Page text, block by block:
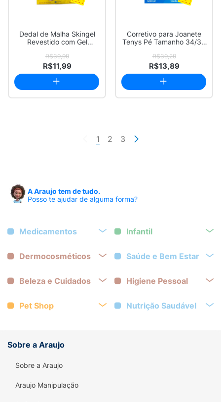
Dedal de Malha Skingel
Revestido com Gel
R$39,99
R$11,99
Corretivo para Joanete
Tenys Pé Tamanho 34/38
R$39,29
R$13,89
1 2 3
A Araujo tem de tudo.
Posso te ajudar de alguma forma?
Medicamentos Infantil
Dermocosméticos Saúde e Bem Estar
Beleza e Cuidados Higiene Pessoal
Pet Shop Nutrição Saudável
Sobre a Araujo
Sobre a Araujo
Araujo Manipulação